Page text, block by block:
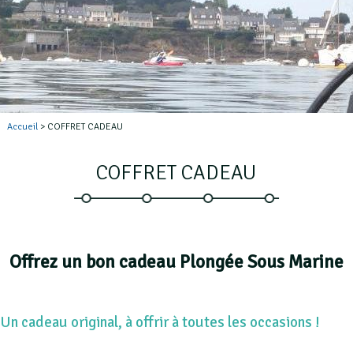
Accueil> COFFRET CADEAU
COFFRET CADEAU
Offrez un bon cadeau Plongée Sous Marine
Un cadeau original, à offrir à toutes les occasions !